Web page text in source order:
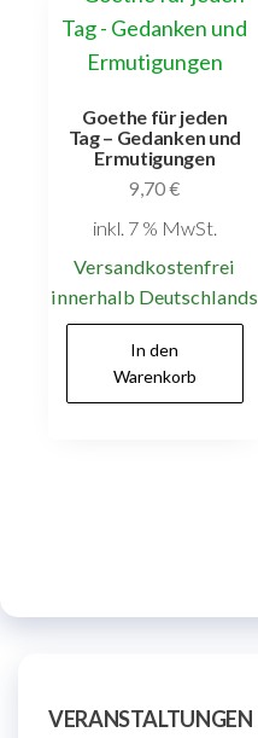
Goethe für jeden
Tag – Gedanken und
Ermutigungen
9,70€
inkl. 7 % MwSt.
Versandkostenfrei
innerhalb Deutschlands
In den
Warenkorb
VERANSTALTUNGEN